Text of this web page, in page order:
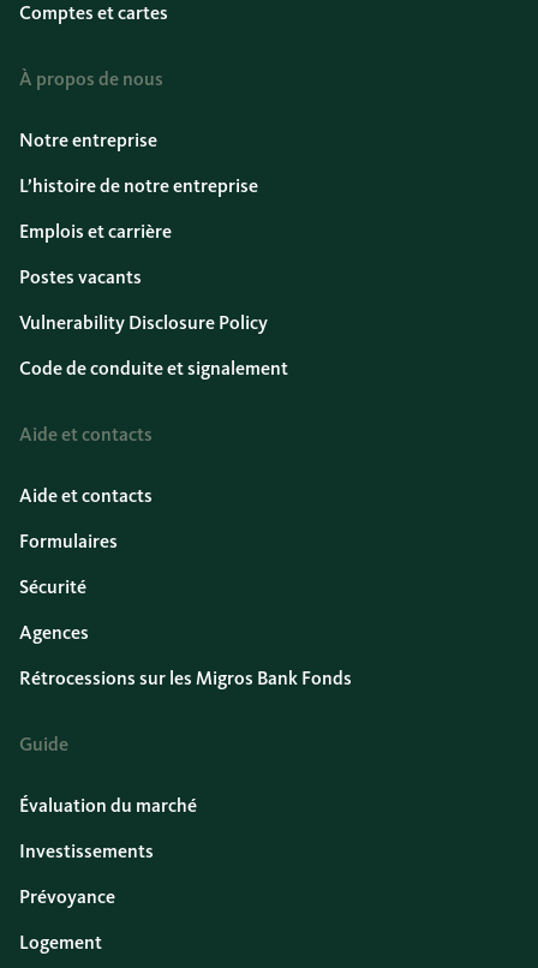
Comptes et cartes
À propos de nous
Notre entreprise
L’histoire de notre entreprise
Emplois et carrière
Postes vacants
Vulnerability Disclosure Policy
Code de conduite et signalement
Aide et contacts
Aide et contacts
Formulaires
Sécurité
Agences
Rétrocessions sur les Migros Bank Fonds
Guide
Évaluation du marché
Investissements
Prévoyance
Logement